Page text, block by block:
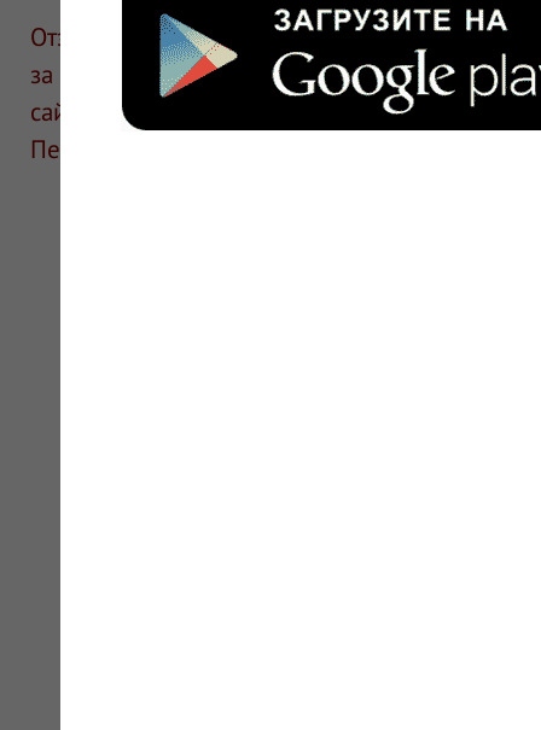
Отзывы размещают посетители сайта.
за информацию в отзывах. Описание
сайте для ознакомления и не является
Перед применением необходима